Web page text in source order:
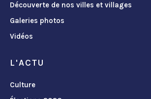
Découverte de nos villes et villages
Galeries photos
Vidéos
L'ACTU
Culture